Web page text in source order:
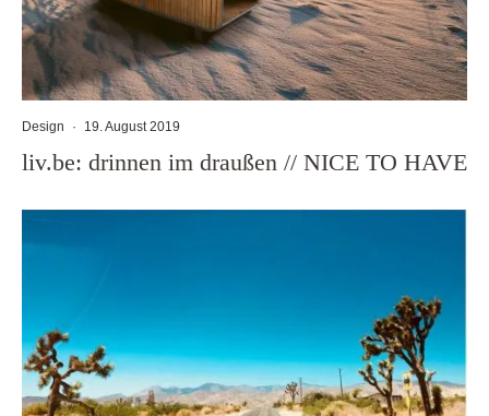
Design · 19. August 2019
liv.be: drinnen im draußen // NICE TO HAVE